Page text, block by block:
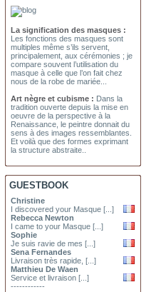
La signification des masques :
Les fonctions des masques sont
multiples même s’ils servent,
principalement, aux cérémonies ; je
compare souvent l’utilisation du
masque à celle que l’on fait chez
nous de la robe de mariée...
Art nègre et cubisme : Dans la
tradition ouverte depuis la mise en
oeuvre de la perspective à la
Renaissance, le peintre donnait du
sens à des images ressemblantes.
Et voilà que des formes exprimant
la structure abstraite..
GUESTBOOK
Christine
I discovered your Masque [...]
Rebecca Newton
I came to your Masque [...]
Sophie
Je suis ravie de mes [...]
Sena Fernandes
Livraison très rapide, [...]
Matthieu De Waen
Service et livraison [...]
------------